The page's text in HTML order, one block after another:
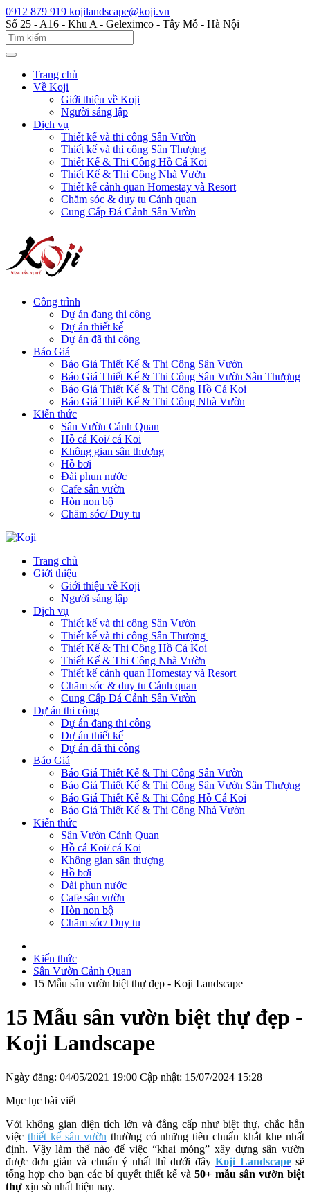
0912 879 919 kojilandscape@koji.vn
Số 25 - A16 - Khu A - Geleximco - Tây Mỗ - Hà Nội
Trang chủ
Về Koji
Giới thiệu về Koji
Người sáng lập
Dịch vụ
Thiết kế và thi công Sân Vườn
Thiết kế và thi công Sân Thượng
Thiết Kế & Thi Công Hồ Cá Koi
Thiết Kế & Thi Công Nhà Vườn
Thiết kế cảnh quan Homestay và Resort
Chăm sóc & duy tu Cảnh quan
Cung Cấp Đá Cảnh Sân Vườn
Công trình
Dự án đang thi công
Dự án thiết kế
Dự án đã thi công
Báo Giá
Báo Giá Thiết Kế & Thi Công Sân Vườn
Báo Giá Thiết Kế & Thi Công Sân Vườn Sân Thượng
Báo Giá Thiết Kế & Thi Công Hồ Cá Koi
Báo Giá Thiết Kế & Thi Công Nhà Vườn
Kiến thức
Sân Vườn Cảnh Quan
Hồ cá Koi/ cá Koi
Không gian sân thượng
Hồ bơi
Đài phun nước
Cafe sân vườn
Hòn non bộ
Chăm sóc/ Duy tu
Trang chủ
Giới thiệu
Giới thiệu về Koji
Người sáng lập
Dịch vụ
Thiết kế và thi công Sân Vườn
Thiết kế và thi công Sân Thượng
Thiết Kế & Thi Công Hồ Cá Koi
Thiết Kế & Thi Công Nhà Vườn
Thiết kế cảnh quan Homestay và Resort
Chăm sóc & duy tu Cảnh quan
Cung Cấp Đá Cảnh Sân Vườn
Dự án thi công
Dự án đang thi công
Dự án thiết kế
Dự án đã thi công
Báo Giá
Báo Giá Thiết Kế & Thi Công Sân Vườn
Báo Giá Thiết Kế & Thi Công Sân Vườn Sân Thượng
Báo Giá Thiết Kế & Thi Công Hồ Cá Koi
Báo Giá Thiết Kế & Thi Công Nhà Vườn
Kiến thức
Sân Vườn Cảnh Quan
Hồ cá Koi/ cá Koi
Không gian sân thượng
Hồ bơi
Đài phun nước
Cafe sân vườn
Hòn non bộ
Chăm sóc/ Duy tu
Kiến thức
Sân Vườn Cảnh Quan
15 Mẫu sân vườn biệt thự đẹp - Koji Landscape
15 Mẫu sân vườn biệt thự đẹp -
Koji Landscape
Ngày đăng: 04/05/2021 19:00 Cập nhật: 15/07/2024 15:28
Mục lục bài viết
Với không gian diện tích lớn và đẳng cấp như biệt thự, chắc hẳn
việc thiết kế sân vườn thường có những tiêu chuẩn khắt khe nhất
định. Vậy làm thế nào để việc “khai móng” xây dựng sân vườn
được đơn giản và chuẩn ý nhất thì dưới đâyKoji Landscapesẽ
tổng hợp cho bạn các bí quyết thiết kế và 50+ mẫu sân vườn biệt
thự xịn sò nhất hiện nay.